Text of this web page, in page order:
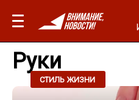
Руки
СТИЛЬ ЖИЗНИ